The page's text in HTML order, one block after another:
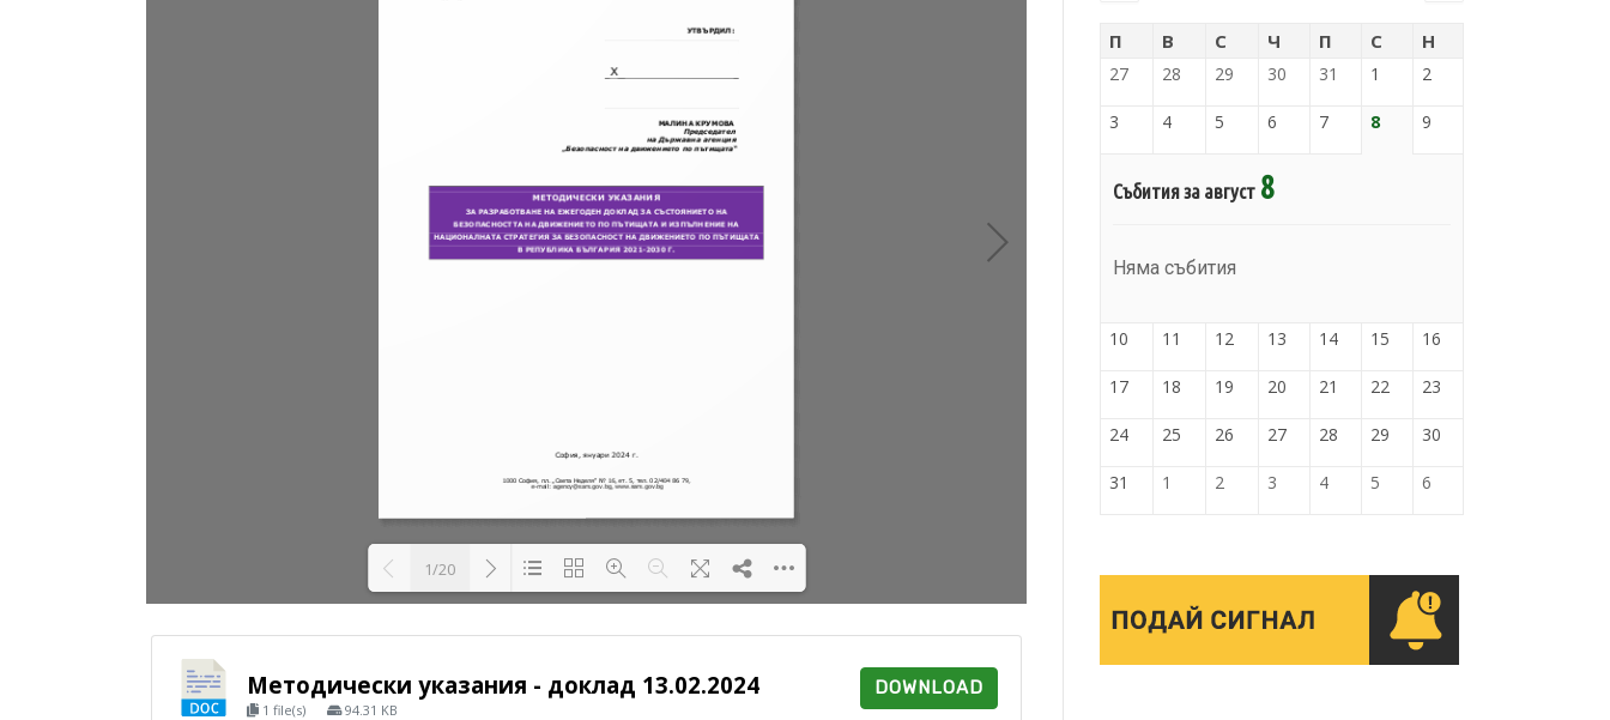
1/20
Методически указания - доклад 13.02.2024
1 file(s) 94.31 KB
DOWNLOAD
П В С Ч П С Н
27 28 29 30 31 1 2
3 4 5 6 7 8 9
Събития за август 8
Няма събития
10 11 12 13 14 15 16
17 18 19 20 21 22 23
24 25 26 27 28 29 30
31 1 2 3 4 5 6